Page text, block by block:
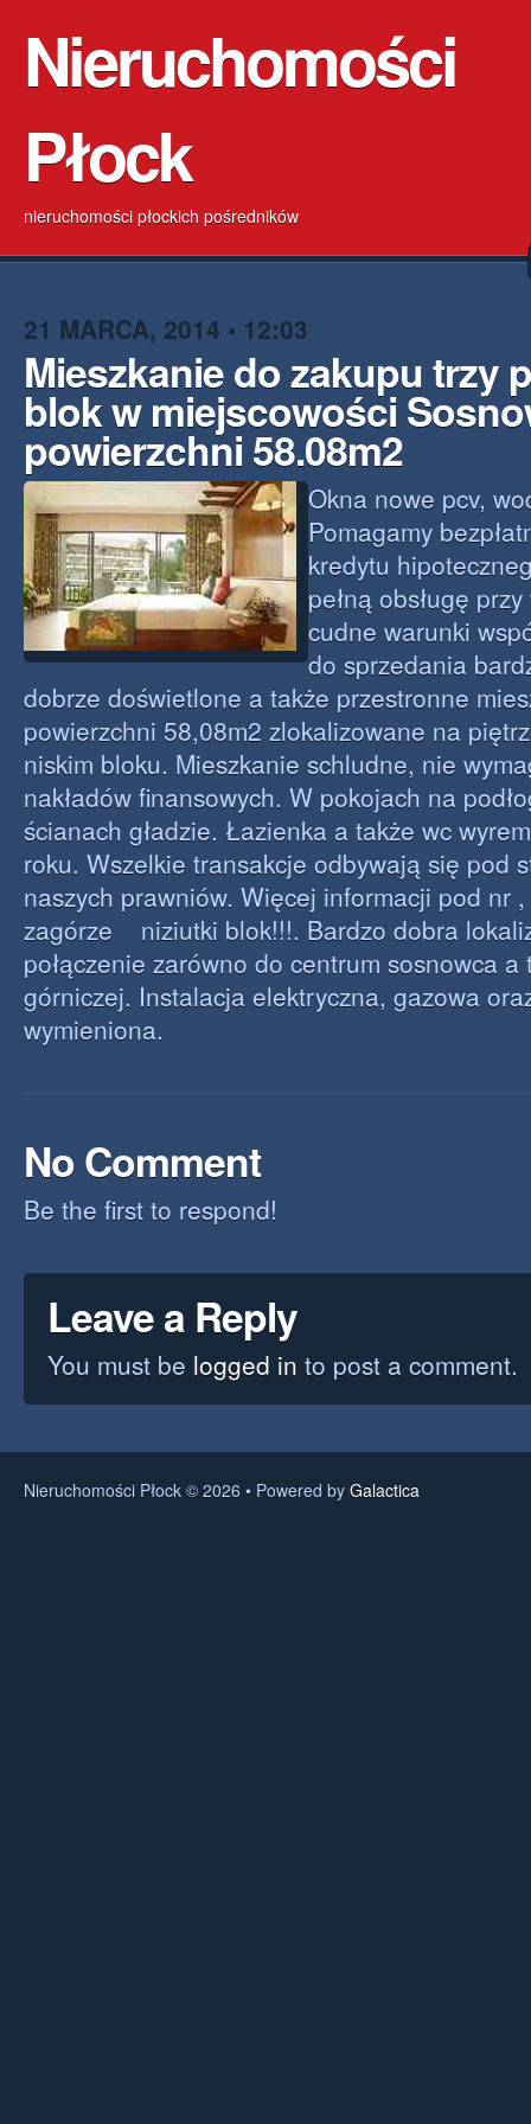
Nieruchomości
Płock
nieruchomości płockich pośredników
21 MARCA, 2014 • 12:03
Mieszkanie do zakupu trzy
blok w miejscowości
powierzchni 58.08m2
Okna nowe pcv,
Pomagamy
kredytu
pełną obsługę
cudne warunki
do sprzedania
dobrze doświetlone a także przestronne
powierzchni 58,08m2 zlokalizowane na
niskim bloku. Mieszkanie schludne, nie
nakładów finansowych. W pokojach na
ścianach gładzie. Łazienka a także wc
roku. Wszelkie transakcje odbywają się pod
naszych prawniów. Więcej informacji pod nr
zagórze niziutki blok!!!. Bardzo dobra
połączenie zarówno do centrum sosnowca a
górniczej. Instalacja elektryczna, gazowa
wymieniona.
No Comment
Be the first to respond!
Leave a Reply
You must be logged in to post a comment.
Nieruchomości Płock © 2026 • Powered by Galactica